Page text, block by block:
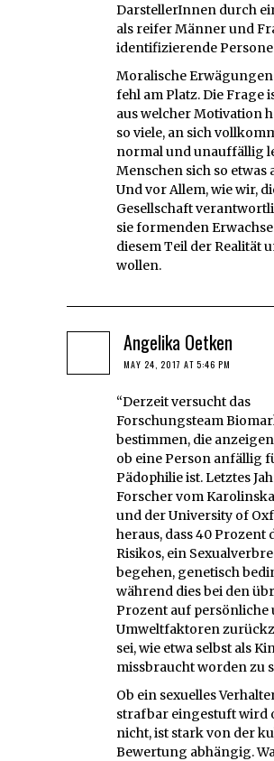
DarstellerInnen durch
als reifer Männer und
identifizierende
Moralische
fehl am Platz. Die Frage
aus welcher Motivation
so viele, an sich
normal und unauffällig
Menschen sich so etwas
Und vor Allem, wie wir,
Gesellschaft
sie formenden
diesem Teil der Realität
wollen.
Angelika Oetken
MAY 24, 2017 AT 5:46 PM
“Derzeit versucht das
Forschungsteam
bestimmen, die
ob eine Person anfällig
Pädophilie ist. Letztes
Forscher vom
und der University of
heraus, dass 40 Prozent
Risikos, ein
begehen, genetisch
während dies bei den
Prozent auf persönliche
Umweltfaktoren
sei, wie etwa selbst als
missbraucht worden zu
Ob ein sexuelles
strafbar eingestuft wird
nicht, ist stark von der
Bewertung abhängig.